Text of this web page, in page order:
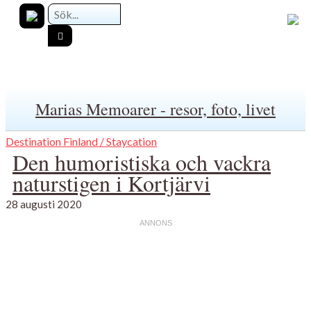
Marias Memoarer - resor, foto, livet
Destination Finland / Staycation
Den humoristiska och vackra
naturstigen i Kortjärvi
28 augusti 2020